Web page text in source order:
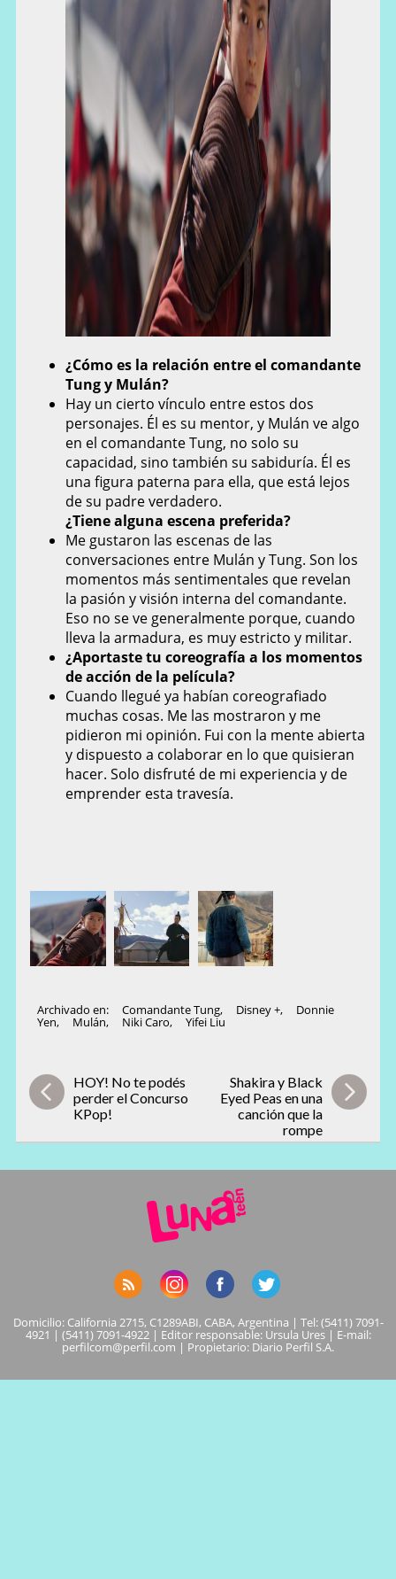
¿Cómo es la relación entre el comandante
Tung y Mulán?
Hay un cierto vínculo entre estos dos
personajes. Él es su mentor, y Mulán ve algo
en el comandante Tung, no solo su
capacidad, sino también su sabiduría. Él es
una figura paterna para ella, que está lejos
de su padre verdadero.
¿Tiene alguna escena preferida?
Me gustaron las escenas de las
conversaciones entre Mulán y Tung. Son los
momentos más sentimentales que revelan
la pasión y visión interna del comandante.
Eso no se ve generalmente porque, cuando
lleva la armadura, es muy estricto y militar.
¿Aportaste tu coreografía a los momentos
de acción de la película?
Cuando llegué ya habían coreografiado
muchas cosas. Me las mostraron y me
pidieron mi opinión. Fui con la mente abierta
y dispuesto a colaborar en lo que quisieran
hacer. Solo disfruté de mi experiencia y de
emprender esta travesía.
Archivado en: Comandante Tung, Disney +, Donnie
Yen, Mulán, Niki Caro, Yifei Liu
HOY! No te podés
perder el Concurso
KPop!
Shakira y Black
Eyed Peas en una
canción que la
rompe
Domicilio: California 2715, C1289ABI, CABA, Argentina | Tel: (5411) 7091-
4921 | (5411) 7091-4922 | Editor responsable: Ursula Ures | E-mail:
perfilcom@perfil.com | Propietario: Diario Perfil S.A.